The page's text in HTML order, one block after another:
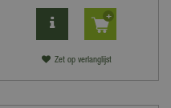
Zet op verlanglijst